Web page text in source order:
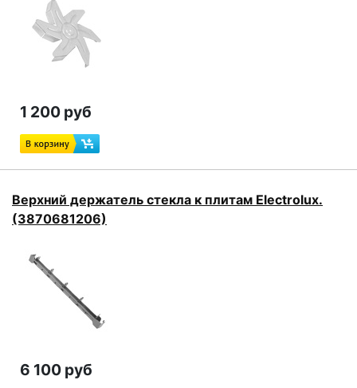
1 200 руб
Верхний держатель стекла к плитам Electrolux.
(3870681206)
6 100 руб